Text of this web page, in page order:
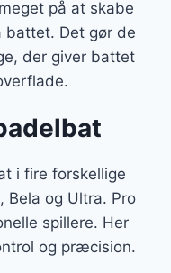
på at skabe
battet. Det gør de
der giver battet
i fire forskellige
Bela og Ultra. Pro
spillere. Her
og præcision.